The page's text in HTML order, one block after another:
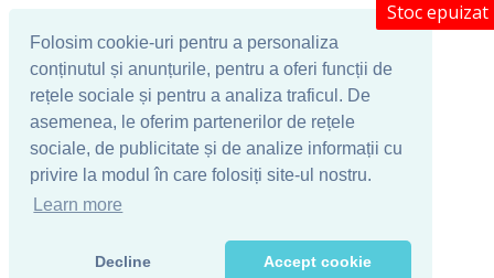
Folosim cookie-uri pentru a personaliza
conținutul și anunțurile, pentru a oferi funcții de
rețele sociale și pentru a analiza traficul. De
asemenea, le oferim partenerilor de rețele
sociale, de publicitate și de analize informații cu
privire la modul în care folosiți site-ul nostru.
Learn more
Decline Accept cookie
Stoc epuizat